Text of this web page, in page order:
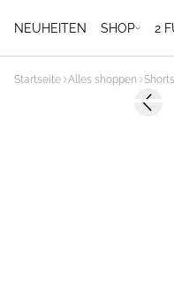
NEUHEITEN SHOP 2
Startseite Alles shoppen Shorts
-50%